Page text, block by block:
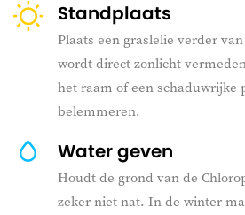
Standplaats
Plaats een graslelie verder
wordt direct zonlicht
het raam of een schaduwrijke
belemmeren.
Water geven
Houdt de grond van de
zeker niet nat. In de winter